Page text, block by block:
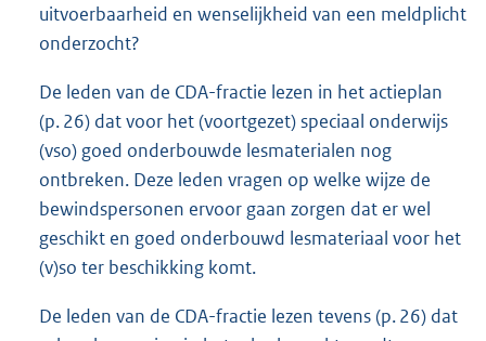
uitvoerbaarheid en wenselijkheid van een meldplicht
onderzocht?
De leden van de CDA-fractie lezen in het actieplan
(p. 26) dat voor het (voortgezet) speciaal onderwijs
(vso) goed onderbouwde lesmaterialen nog
ontbreken. Deze leden vragen op welke wijze de
bewindspersonen ervoor gaan zorgen dat er wel
geschikt en goed onderbouwd lesmateriaal voor het
(v)so ter beschikking komt.
De leden van de CDA-fractie lezen tevens (p. 26) dat